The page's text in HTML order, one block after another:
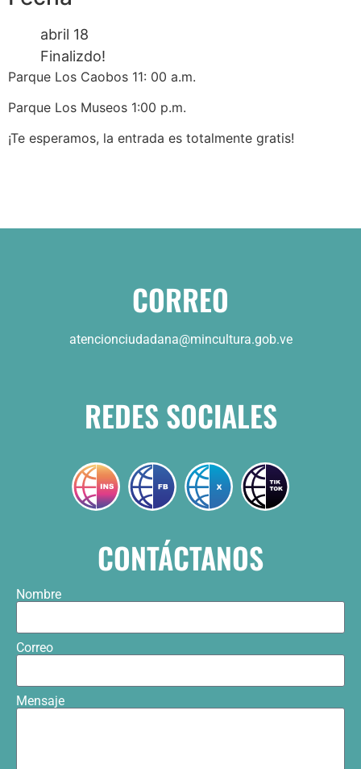
abril 18
Finalizdo!
Parque Los Caobos 11: 00 a.m.
Parque Los Museos 1:00 p.m.
¡Te esperamos, la entrada es totalmente gratis!
CORREO
atencionciudadana@mincultura.gob.ve
REDES SOCIALES
CONTÁCTANOS
Nombre
Correo
Mensaje